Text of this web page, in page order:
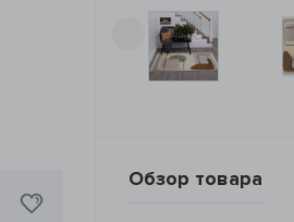
Обзор товара